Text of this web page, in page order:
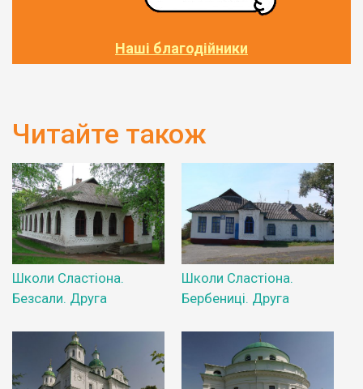
Наші благодійники
Читайте також
Школи Сластіона.
Безсали. Друга
Школи Сластіона.
Бербениці. Друга